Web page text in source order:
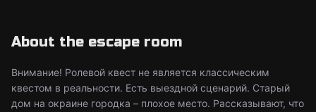
About the escape room
Внимание! Ролевой квест не является классическим
квестом в реальности. Есть выездной сценарий. Старый
дом на окраине городка – плохое место. Рассказывают, что